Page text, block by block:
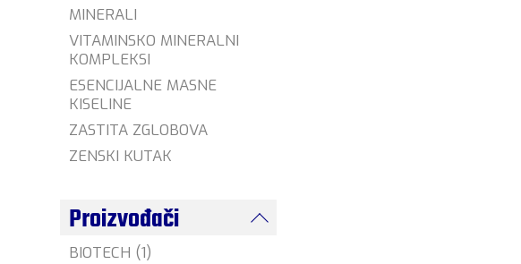
MINERALI
VITAMINSKO MINERALNI
KOMPLEKSI
ESENCIJALNE MASNE
KISELINE
ZASTITA ZGLOBOVA
ZENSKI KUTAK
Proizvođači
BIOTECH (1)